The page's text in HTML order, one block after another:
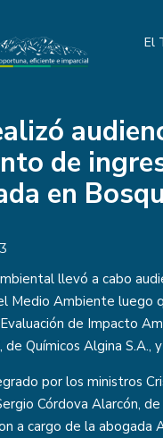
El
de
en
llevó a cabo
Medio Ambiente luego
de Impacto
de Químicos Algina S.A.,
por los ministros
Córdova Alarcón,
a cargo de la abogada